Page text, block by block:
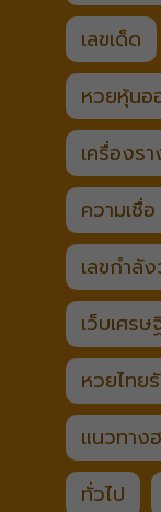
เลขเด็ด
หวยหุ้นอ
เครื่องร
ความเชื่
เลขกำลั
เว็บเศรษ
หวยไทย
แนวทาง
ทั่วไป